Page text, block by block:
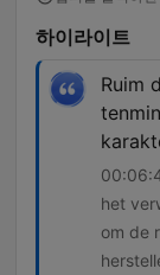
하이라이트
Ruim
het
om de